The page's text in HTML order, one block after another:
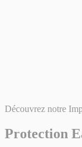
Découvrez notre
Protection